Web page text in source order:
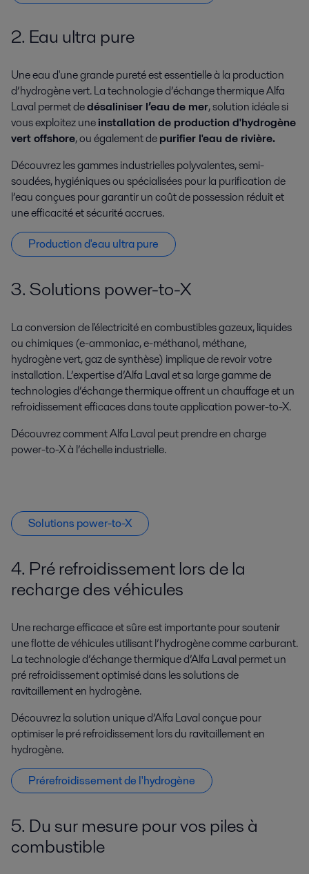
2. Eau ultra pure
Une eau d'une grande pureté est essentielle à la production
d’hydrogène vert. La technologie d’échange thermique Alfa
Laval permet dedésaliniser l’eau de mer, solution idéale si
vous exploitez uneinstallation de production d'hydrogène
vert offshore, ou également depurifier l'eau de rivière.
Découvrez les gammes industrielles polyvalentes, semi-
soudées, hygiéniques ou spécialisées pour la purification de
l’eau conçues pour garantir un coût de possession réduit et
une efficacité et sécurité accrues.
Production d'eau ultra pure
3. Solutions power-to-X
La conversion de l'électricité en combustibles gazeux, liquides
ou chimiques (e-ammoniac, e-méthanol, méthane,
hydrogène vert, gaz de synthèse) implique de revoir votre
installation. L’expertise d’Alfa Laval et sa large gamme de
technologies d’échange thermique offrent un chauffage et un
refroidissement efficaces dans toute application power-to-X.
Découvrez comment Alfa Laval peut prendre en charge
power-to-X à l’échelle industrielle.
Solutions power-to-X
4. Pré refroidissement lors de la
recharge des véhicules
Une recharge efficace et sûre est importante pour soutenir
une flotte de véhicules utilisant l’hydrogène comme carburant.
La technologie d’échange thermique d’Alfa Laval permet un
pré refroidissement optimisé dans les solutions de
ravitaillement en hydrogène.
Découvrez la solution unique d’Alfa Laval conçue pour
optimiser le pré refroidissement lors du ravitaillement en
hydrogène.
Prérefroidissement de l'hydrogène
5. Du sur mesure pour vos piles à
combustible